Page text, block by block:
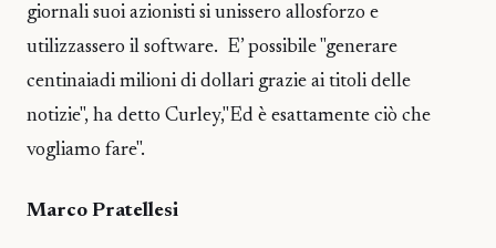
giornali suoi azionisti si unissero allosforzo e
utilizzassero il software. E’ possibile "generare
centinaiadi milioni di dollari grazie ai titoli delle
notizie", ha detto Curley,"Ed è esattamente ciò che
vogliamo fare".
Marco Pratellesi